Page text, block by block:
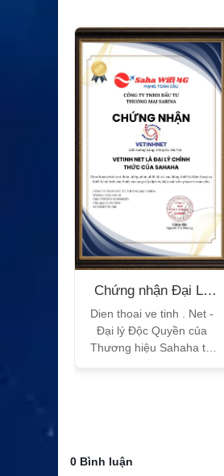
Chứng nhận Đại Lý
Sahaha
Dien thoai ve tinh . Net -
Đại lý Độc Quyền của
Thương hiệu Sahaha tại
0 Bình luận
XEM CHI TIẾT